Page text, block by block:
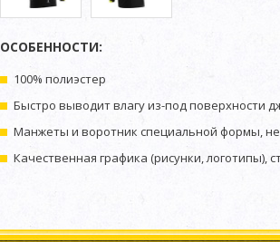
ОСОБЕННОСТИ:
100% полиэстер
Быстро выводит влагу из-под поверхности
Манжеты и воротник специальной формы,
Качественная графика (рисунки, логотипы),